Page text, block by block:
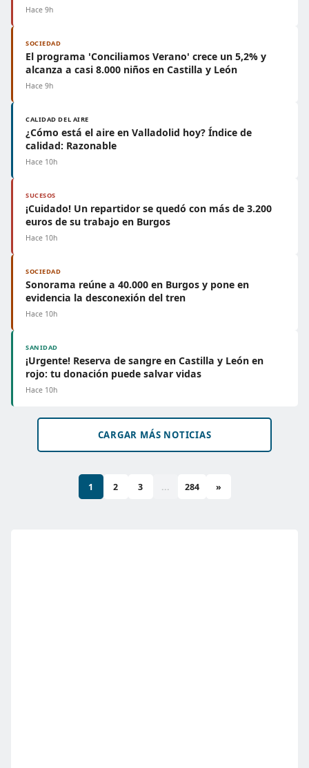
Hace 9h
SOCIEDAD
El programa 'Conciliamos Verano' crece un 5,2% y
alcanza a casi 8.000 niños en Castilla y León
Hace 9h
CALIDAD DEL AIRE
¿Cómo está el aire en Valladolid hoy? Índice de
calidad: Razonable
Hace 10h
SUCESOS
¡Cuidado! Un repartidor se quedó con más de 3.200
euros de su trabajo en Burgos
Hace 10h
SOCIEDAD
Sonorama reúne a 40.000 en Burgos y pone en
evidencia la desconexión del tren
Hace 10h
SANIDAD
¡Urgente! Reserva de sangre en Castilla y León en
rojo: tu donación puede salvar vidas
Hace 10h
CARGAR MÁS NOTICIAS
1 2 3 ... 284 »